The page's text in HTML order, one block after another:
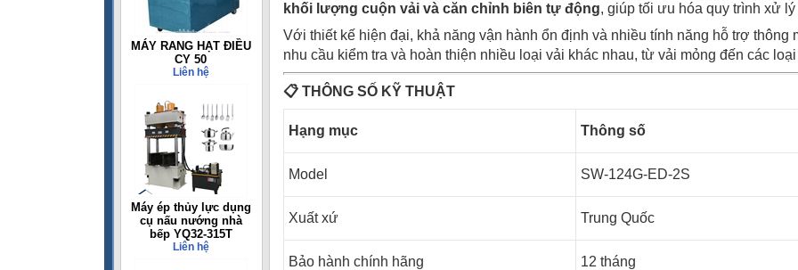
MÁY RANG HẠT ĐIỀU
CY 50
Liên hệ
Máy ép thủy lực dụng
cụ nấu nướng nhà
bếp YQ32-315T
Liên hệ
khối lượng cuộn vải và căn chỉnh biên tự động, giúp tối ưu hóa quy trình xử
Với thiết kế hiện đại, khả năng vận hành ổn định và nhiều tính năng hỗ trợ thông
nhu cầu kiểm tra và hoàn thiện nhiều loại vải khác nhau, từ vải mỏng đến các
📋 THÔNG SỐ KỸ THUẬT
Hạng mục Thông số
Model SW-124G-ED-2S
Xuất xứ Trung Quốc
Bảo hành chính hãng 12 tháng